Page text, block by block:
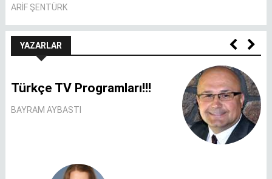
ARIF ŞENTÜRK
YAZARLAR
Türkçe TV Programları!!!
BAYRAM AYBASTI